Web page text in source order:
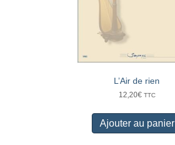
L’Air de rien
12,20€ TTC
Ajouter au panier